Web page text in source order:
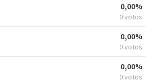
0,00%
0 votos
0,00%
0 votos
0,00%
0 votos